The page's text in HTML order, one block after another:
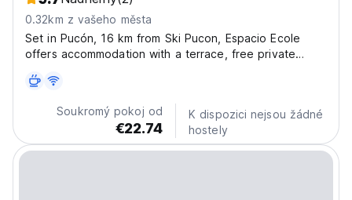
0.32km z vašeho města
Set in Pucón, 16 km from Ski Pucon, Espacio Ecole
offers accommodation with a terrace, free private
21 km from Ojos del Caburgua Waterfall, 34 km from
Huerquehue National Park and 10 km from Villarrica...
Soukromý pokoj od
€22.74
K dispozici nejsou žádné
hostely